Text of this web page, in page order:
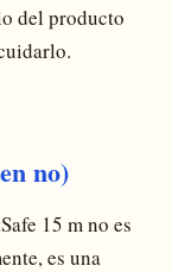
del producto
no)
15 m no es
es una